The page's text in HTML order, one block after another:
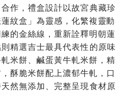
作，禮盒設計以故宮典藏珍
紋盒」為靈感， 化繁複靈動
的金絲線， 重新詮釋明朝蓮
精選吉士最具代表性的原味
米餅、 鹹蛋黃牛軋米餅，精
酥脆米餅配上濃郁牛軋， 口
然無添加、完整呈現食材原